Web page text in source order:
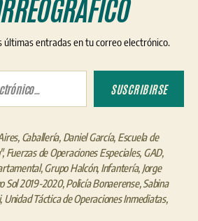
últimas entradas en tu correo electrónico.
SUSCRIBIRSE
, Caballería, Daniel García, Escuela de
,Fuerzas de Operaciones Especiales, GAD,
,Grupo Halcón, Infantería, Jorge
Sol 2019-2020,Policía Bonaerense,Sabina
, Unidad Táctica de Operaciones Inmediatas,